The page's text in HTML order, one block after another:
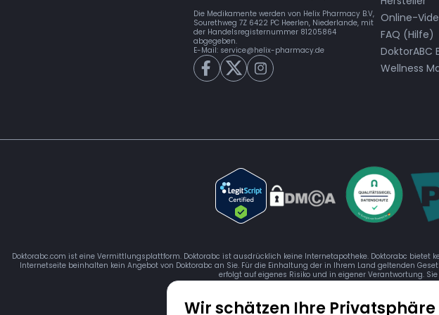
Die Medikamente werden von Helix Pharmacy B.V,
Sourethweg 7Z 6422 PC Heerlen, Niederlande, mit
der Handelsregisternummer 81205864
abgegeben.
E-Mail: service@helix-pharmacy.de
Online-
FAQ (Hilfe)
DoktorABC
Wellness
Doktorabc.com ist eine Vermittlungsplattform. Doktorabc ist ausdrücklich keine Internetapotheke. Doktorabc
Internetseite beinhalten kein Angebot von Doktorabc an Sie. Für die Einhaltung der in Ihrem Land geltenden
erfolgt auf eigenes Risiko und in eigener Verantwortung.
Wir schätzen Ihre Privatsphäre